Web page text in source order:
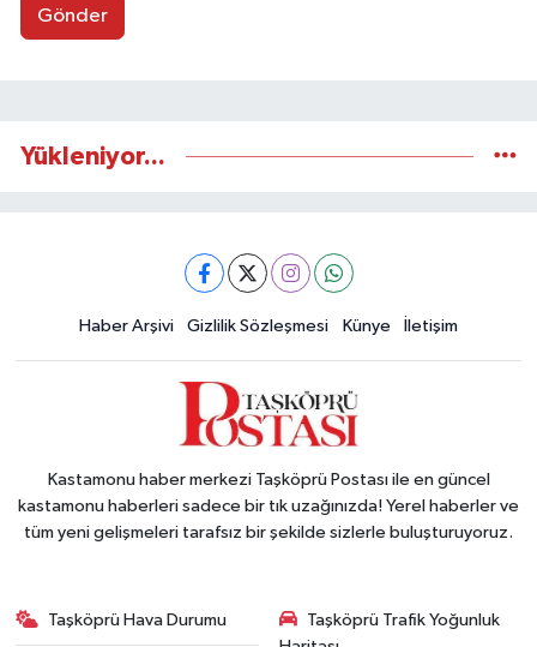
Gönder
Yükleniyor...
Haber Arşivi Gizlilik Sözleşmesi Künye İletişim
Kastamonu haber merkezi Taşköprü Postası ile en güncel
kastamonu haberleri sadece bir tık uzağınızda! Yerel haberler ve
tüm yeni gelişmeleri tarafsız bir şekilde sizlerle buluşturuyoruz.
Taşköprü Hava Durumu
Taşköprü Trafik Yoğunluk